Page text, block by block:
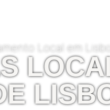
Local em